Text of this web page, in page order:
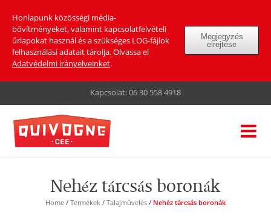
Honlapunk közösségi média-
bővítményeket, valamint kapcsolatfelvételi
űrlapokat használ és a szükséges LOG-fájlok
felhasználási adatait tárolja. Olvassa el
Adatvédelmi irányelveinket.
Megjegyzés
elrejtése
Kapcsolat:06 30 558 4918
Nehéz tárcsás boronák
Home/ Termékek/ Talajművelés/ Nehéz tárcsás boronák